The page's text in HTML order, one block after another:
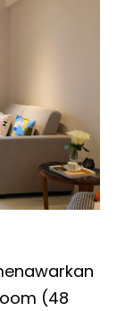
(48